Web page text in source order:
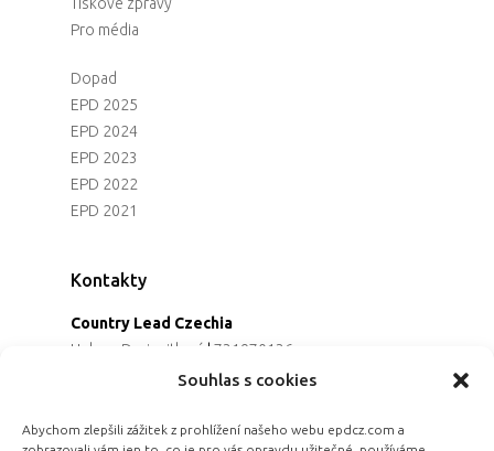
Souhlas s cookies
Abychom zlepšili zážitek z prohlížení našeho webu epdcz.com a
Pro média
Dopad
EPD 2025
EPD 2024
EPD 2023
EPD 2022
EPD 2021
Kontakty
Country Lead Czechia
Helena Dreiseitlová | 731970136
Koordinátorka projektu
Programová ředitelka